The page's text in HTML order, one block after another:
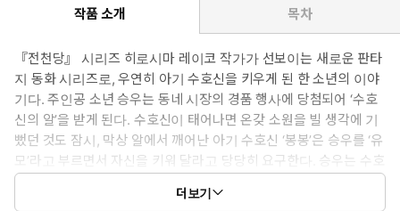
작품 소개 목차
『전천당』 시리즈 히로시마 레이코 작가가 선보이는 새로운 판타
지 동화 시리즈로, 우연히 아기 수호신을 키우게 된 한 소년의 이야
기다. 주인공 소년 승우는 동네 시장의 경품 행사에 당첨되어 ‘수호
신의 알’을 받게 된다. 수호신이 태어나면 온갖 소원을 빌 생각에 기
뻤던 것도 잠시, 막상 알에서 깨어난 아기 수호신 ‘봉봉’은 승우를 ‘유
모’라고 부르면서 자신을 키워 달라고 당당히 요구한다. 승우는 수호
신을 잘 대해 주면 언젠가 소원을 들어줄 거란 기대에, 울며 겨자 먹
기로 ‘수호신 키우기’에 돌입하게 된다.
더보기